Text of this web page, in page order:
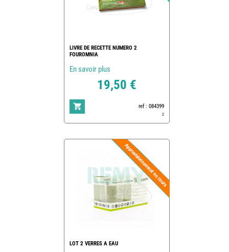
LIVRE DE RECETTE NUMERO 2
FOUROMNIA
En savoir plus
19,50 €
ref : 084399
2
LOT 2 VERRES A EAU